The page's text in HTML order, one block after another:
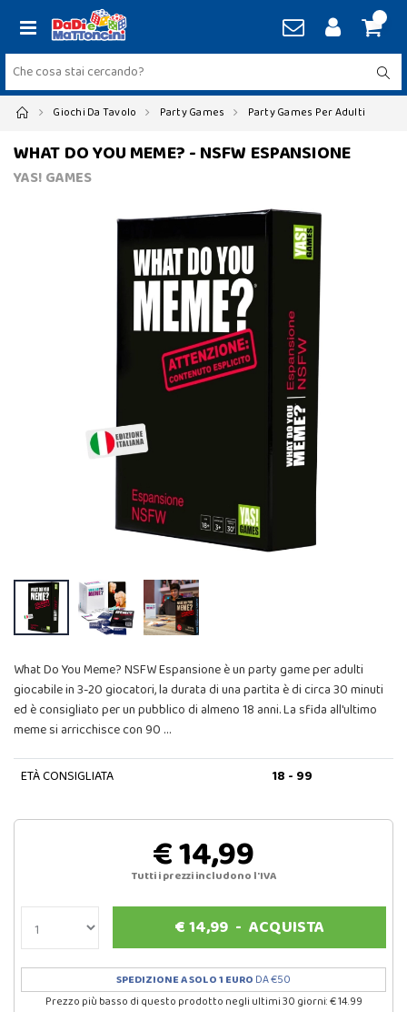
Giochi Da Tavolo Party Games Party Games Per Adulti
WHAT DO YOU MEME? - NSFW ESPANSIONE
YAS! GAMES
What Do You Meme? NSFW Espansione è un party game per adulti
giocabile in 3-20 giocatori, la durata di una partita è di circa 30 minuti
ed è consigliato per un pubblico di almeno 18 anni. La sfida all'ultimo
meme si arricchisce con 90 …
ETÀ CONSIGLIATA 18 - 99
€ 14,99
Tutti i prezzi includono l'IVA
€14,99- ACQUISTA
SPEDIZIONE A SOLO 1 EURO DA €50
Prezzo più basso di questo prodotto negli ultimi 30 giorni: € 14.99